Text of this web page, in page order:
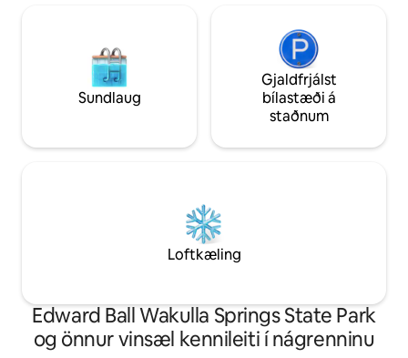
Sundlaug
Gjaldfrjálst
bílastæði á
staðnum
Loftkæling
Edward Ball Wakulla Springs State Park
og önnur vinsæl kennileiti í nágrenninu